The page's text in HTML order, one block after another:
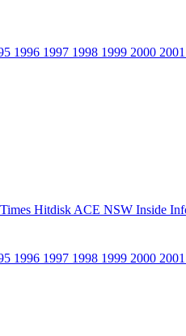
1996 1997 1998 1999 2000 2001
Hitdisk ACE NSW Inside
1996 1997 1998 1999 2000 2001